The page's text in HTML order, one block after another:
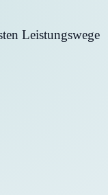
Leistungswege